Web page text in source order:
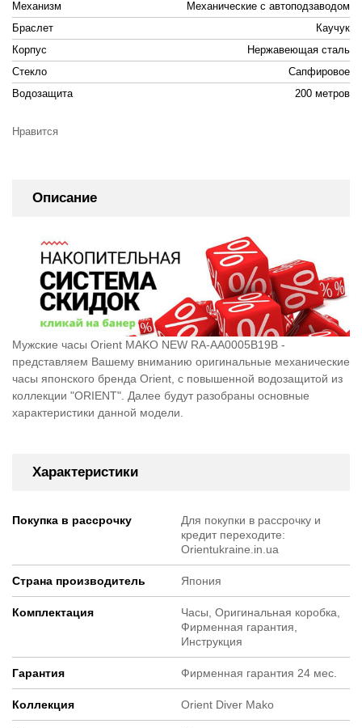
Механизм
Механические с автоподзаводом
Браслет
Каучук
Корпус
Нержавеющая сталь
Стекло
Сапфировое
Водозащита
200 метров
Нравится
Описание
Мужские часы Orient MAKO NEW RA-AA0005B19B -
представляем Вашему вниманию оригинальные механические
часы японского бренда Orient, c повышенной водозащитой из
коллекции "ORIENT". Далее будут разобраны основные
характеристики данной модели.
Характеристики
Покупка в рассрочку
Для покупки в рассрочку и
кредит переходите:
Orientukraine.in.ua
Страна производитель Япония
Комплектация
Часы, Оригинальная коробка,
Фирменная гарантия,
Инструкция
Гарантия Фирменная гарантия 24 мес.
Коллекция Orient Diver Mako